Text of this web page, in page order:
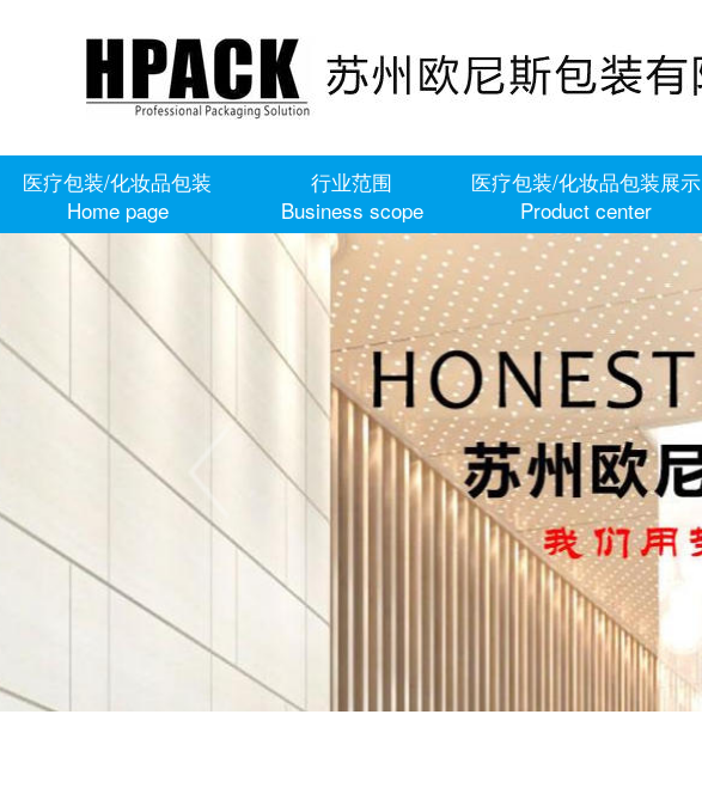
医疗包装/化妆品包装
Home page
行业范围
Business scope
医疗包装/化妆品包装展示
Product center